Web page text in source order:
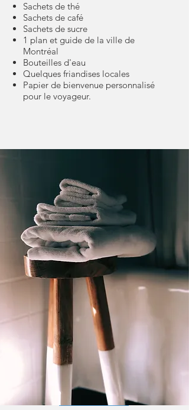
Sachets de thé
Sachets de café
Sachets de sucre
1 plan et guide de la ville de
Montréal
Bouteilles d'eau
Quelques friandises locales
Papier de bienvenue personnalisé
pour le voyageur.
Location de linge
de maison airbnb